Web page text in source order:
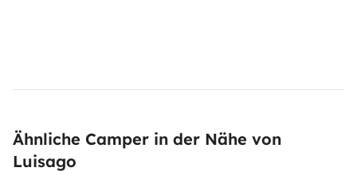
Ähnliche Camper in der Nähe von
Luisago